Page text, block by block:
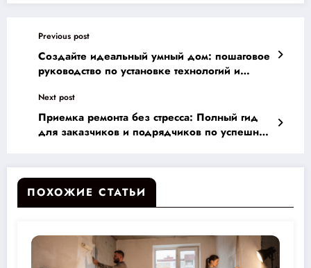
Previous post
Создайте идеальный умный дом: пошаговое
руководство по установке технологий и
Next post
Приемка ремонта без стресса: Полный гид
для заказчиков и подрядчиков по успешной
ПОХОЖИЕ СТАТЬИ